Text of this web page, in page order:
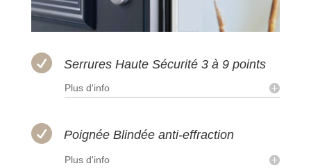
 Serrures Haute Sécurité 3 à 9 points
Plus d'info
 Poignée Blindée anti-effraction
Plus d'info